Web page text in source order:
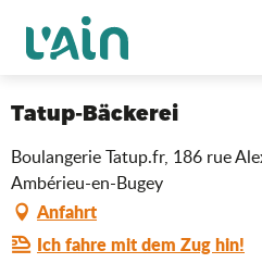
contenu
Startseite
Tatup-Bäckerei
Boulangerie Tatup.fr, 186 rue
Ambérieu-en-Bugey
Anfahrt
Ich fahre mit dem Zug hin!